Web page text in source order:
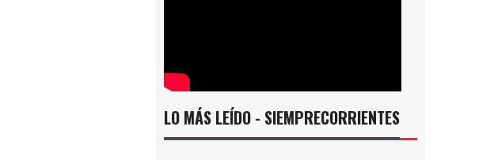
LO MÁS LEÍDO - SIEMPRECORRIENTES